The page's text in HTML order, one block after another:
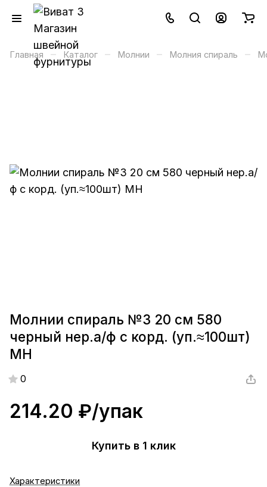
Главная – Каталог – Молнии – Молния спираль –
Молнии спираль №3 20 см 580
черный нер.а/ф с корд. (уп.≈100шт)
МН
0
214.20 ₽/упак
Купить в 1 клик
Характеристики